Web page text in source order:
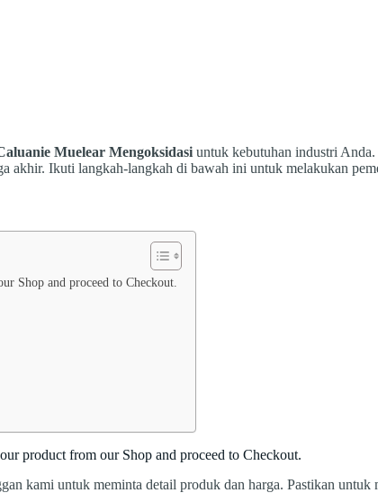
Muelear Mengoksidasi untuk kebutuhan industri
akhir. Ikuti langkah-langkah di bawah ini untuk melakukan
Shop and proceed to Checkout.
product from our Shop and proceed to Checkout.
kami untuk meminta detail produk dan harga. Pastikan untuk